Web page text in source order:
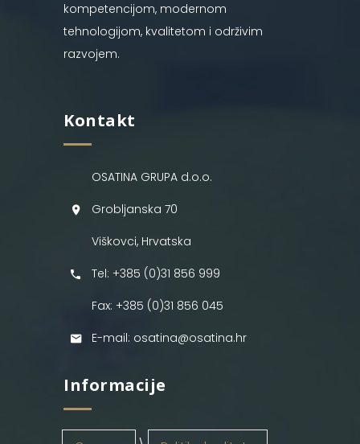
kompetencijom, modernom
tehnologijom, kvalitetom i održivim
razvojem.
Kontakt
OSATINA GRUPA d.o.o.
Grobljanska 70
Viškovci, Hrvatska
Tel: +385 (0)31 856 999
Fax: +385 (0)31 856 045
E-mail: osatina@osatina.hr
Informacije